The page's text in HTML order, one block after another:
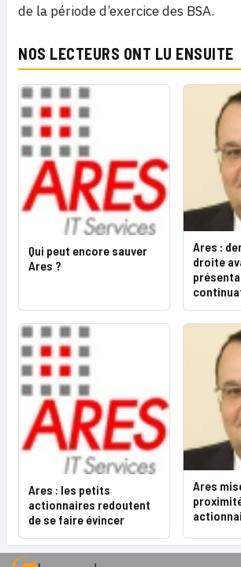
de la période d’exercice des BSA.
NOS LECTEURS ONT LU ENSUITE
Qui peut encore sauver
Ares ?
Ares :
droite
Ares : les petits
actionnaires redoutent
de se faire évincer
Ares